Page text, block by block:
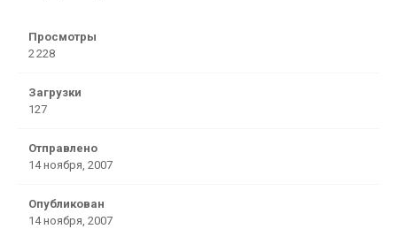
Просмотры
2 228
Загрузки
127
Отправлено
14 ноября, 2007
Опубликован
14 ноября, 2007